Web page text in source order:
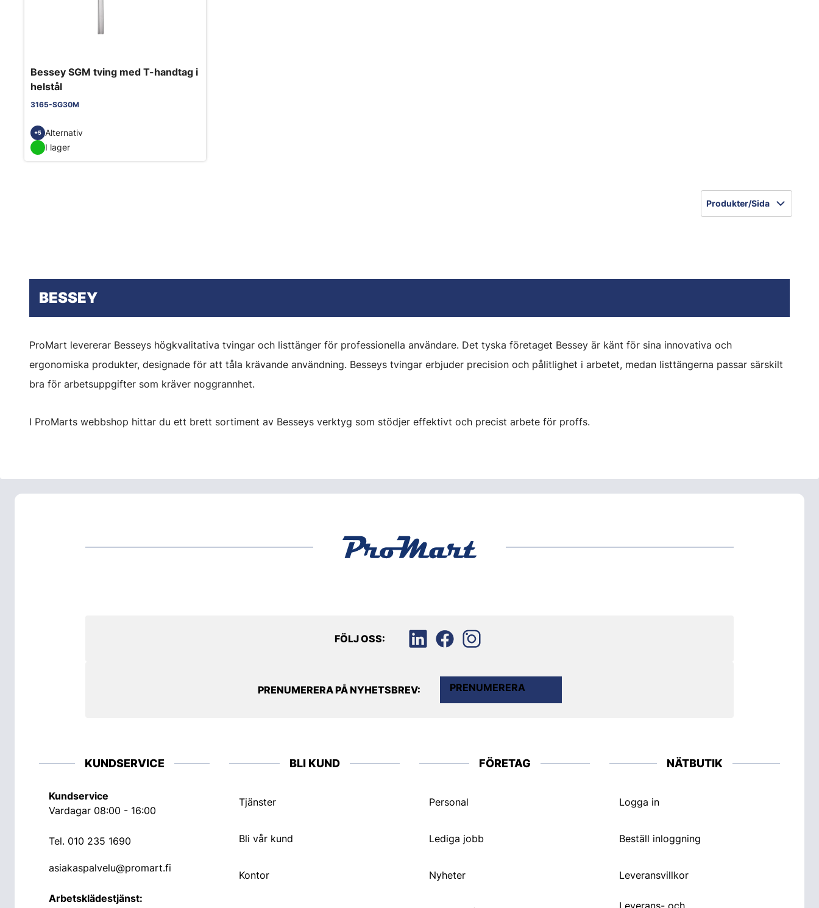
Bessey SGM tving med T-handtag i
helstål
3165-SG30M
+5
Alternativ
I lager
Produkter/Sida
BESSEY
ProMart levererar Besseys högkvalitativa tvingar och listtänger för professionella användare. Det tyska företaget Bessey är känt för sina innovativa och
ergonomiska produkter, designade för att tåla krävande användning. Besseys tvingar erbjuder precision och pålitlighet i arbetet, medan listtängerna passar särskilt
bra för arbetsuppgifter som kräver noggrannhet.
I ProMarts webbshop hittar du ett brett sortiment av Besseys verktyg som stödjer effektivt och precist arbete för proffs.
FÖLJ OSS:
PRENUMERERA PÅ NYHETSBREV: PRENUMERERA
KUNDSERVICE
Kundservice
Vardagar 08:00 - 16:00
Tel. 010 235 1690
asiakaspalvelu@promart.fi
Arbetsklädestjänst:
BLI KUND
Tjänster
Bli vår kund
Kontor
FÖRETAG
Personal
Lediga jobb
Nyheter
NÄTBUTIK
Logga in
Beställ inloggning
Leveransvillkor
Leverans- och